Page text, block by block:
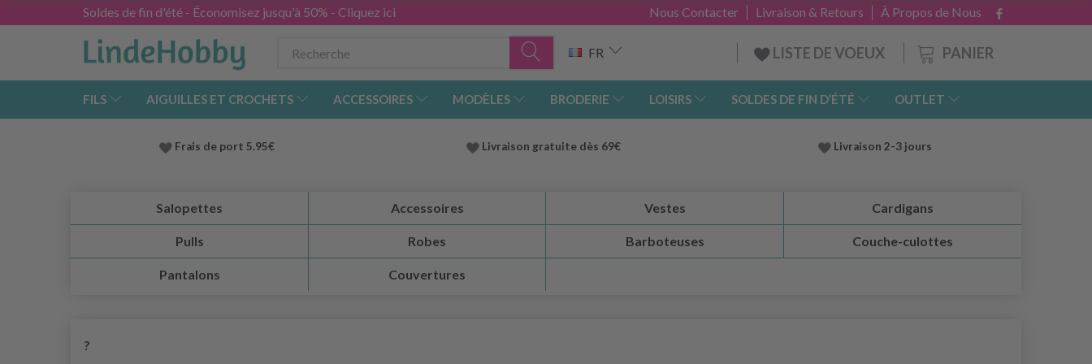
Soldes de fin d'été - Économisez jusqu'à 50% - Cliquez ici À Propos de Nous
Livraison & Retours
Nous Contacter
PANIER
FR LISTE DE VOEUX
FILS AIGUILLES ET CROCHETS ACCESSOIRES MODÈLES BRODERIE LOISIRS SOLDES DE FIN D’ÉTÉ OUTLET
Frais de port 5.95€ Livraison gratuite dès 69€ Livraison 2-3 jours
Salopettes Accessoires Vestes Cardigans
Pulls Robes Barboteuses Couche-culottes
Pantalons Couvertures
?